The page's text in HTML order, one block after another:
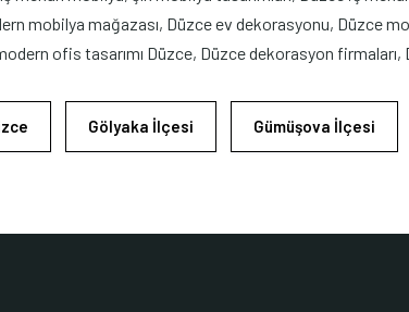
mobilya mağazası, Düzce ev dekorasyonu, Düzce
ofis tasarımı Düzce, Düzce dekorasyon firmaları,
Gölyaka İlçesi Gümüşova İlçesi